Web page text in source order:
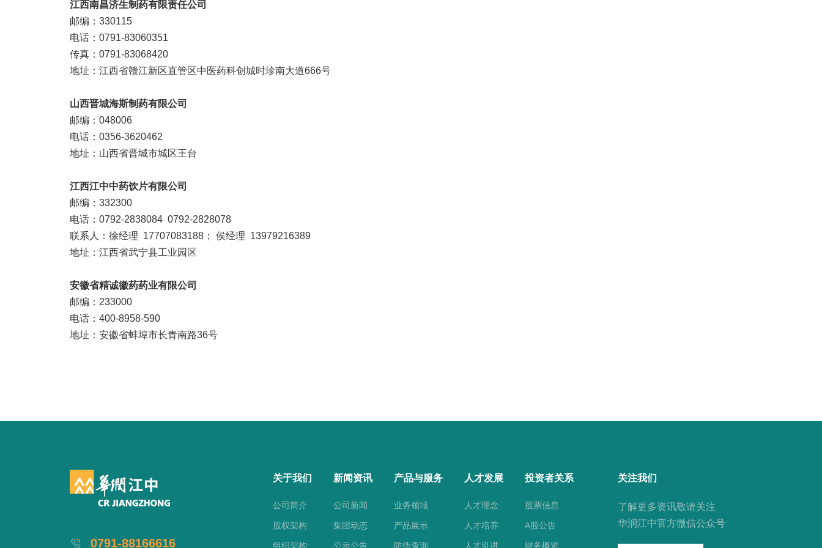
江西南昌济生制药有限责任公司
邮编：330115
电话：0791-83060351
传真：0791-83068420
地址：江西省赣江新区直管区中医药科创城时珍南大道666号
山西晋城海斯制药有限公司
邮编：048006
电话：0356-3620462
地址：山西省晋城市城区王台
江西江中中药饮片有限公司
邮编：332300
电话：0792-2838084 0792-2828078
联系人：徐经理 17707083188； 侯经理 13979216389
地址：江西省武宁县工业园区
安徽省精诚徽药药业有限公司
邮编：233000
电话：400-8958-590
地址：安徽省蚌埠市长青南路36号
0791-88166616
关于我们
公司简介
股权架构
组织架构
新闻资讯
公司新闻
集团动态
公示公告
产品与服务
业务领域
产品展示
防伪查询
人才发展
人才理念
人才培养
人才引进
投资者关系
股票信息
A股公告
财务概览
关注我们
了解更多资讯敬请关注
华润江中官方微信公众号